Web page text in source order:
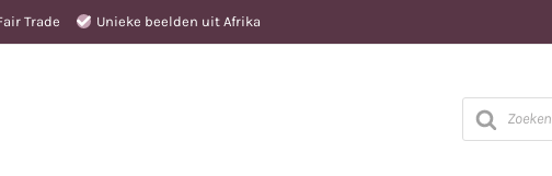
Trade Unieke beelden uit Afrika
Producten
zoeken